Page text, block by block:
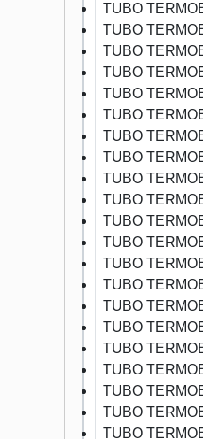
TUBO
TUBO
TUBO
TUBO
TUBO
TUBO
TUBO
TUBO
TUBO
TUBO
TUBO
TUBO
TUBO
TUBO
TUBO
TUBO
TUBO
TUBO
TUBO
TUBO
TUBO